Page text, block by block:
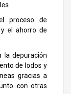
proceso de
el ahorro de
la depuración
de lodos y
gracias a
con otras